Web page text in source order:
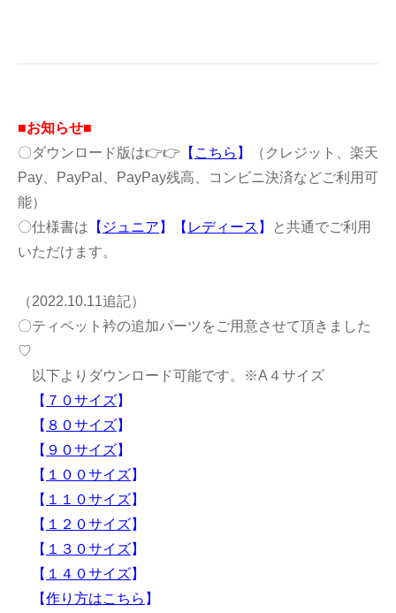
■お知らせ■
〇ダウンロード版は👉👉 【 こちら 】
（クレジット、楽天
Pay、PayPal、PayPay残高、コンビニ決済などご利用可
能）
〇仕様書は 【 ジュニア 】 【 レディース 】
と共通でご利用
いただけます。
（2022.10.11追記）
〇ティペット衿の追加パーツをご用意させて頂きました
♡
以下よりダウンロード可能です。※A４サイズ
【 ７０サイズ】
【 ８０サイズ】
【 ９０サイズ】
【 １００サイズ】
【 １１０サイズ】
【 １２０サイズ】
【 １３０サイズ】
【 １４０サイズ】
【作り方はこちら 】